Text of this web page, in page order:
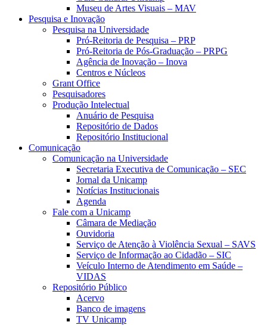
Museu de Artes Visuais – MAV
Pesquisa e Inovação
Pesquisa na Universidade
Pró-Reitoria de Pesquisa – PRP
Pró-Reitoria de Pós-Graduação – PRPG
Agência de Inovação – Inova
Centros e Núcleos
Grant Office
Pesquisadores
Produção Intelectual
Anuário de Pesquisa
Repositório de Dados
Repositório Institucional
Comunicação
Comunicação na Universidade
Secretaria Executiva de Comunicação – SEC
Jornal da Unicamp
Notícias Institucionais
Agenda
Fale com a Unicamp
Câmara de Mediação
Ouvidoria
Serviço de Atenção à Violência Sexual – SAVS
Serviço de Informação ao Cidadão – SIC
Veículo Interno de Atendimento em Saúde –
VIDAS
Repositório Público
Acervo
Banco de imagens
TV Unicamp